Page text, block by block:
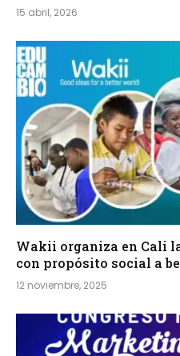
15 abril, 2026
Wakii organiza en Cali
con propósito social a
12 noviembre, 2025